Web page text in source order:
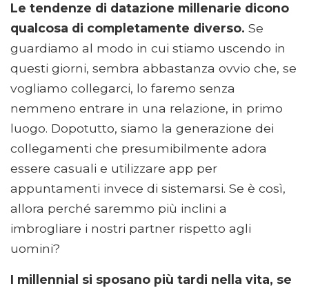
Le tendenze di datazione millenarie dicono
qualcosa di completamente diverso. Se
guardiamo al modo in cui stiamo uscendo in
questi giorni, sembra abbastanza ovvio che, se
vogliamo collegarci, lo faremo senza
nemmeno entrare in una relazione, in primo
luogo. Dopotutto, siamo la generazione dei
collegamenti che presumibilmente adora
essere casuali e utilizzare app per
appuntamenti invece di sistemarsi. Se è così,
allora perché saremmo più inclini a
imbrogliare i nostri partner rispetto agli
uomini?
I millennial si sposano più tardi nella vita, se